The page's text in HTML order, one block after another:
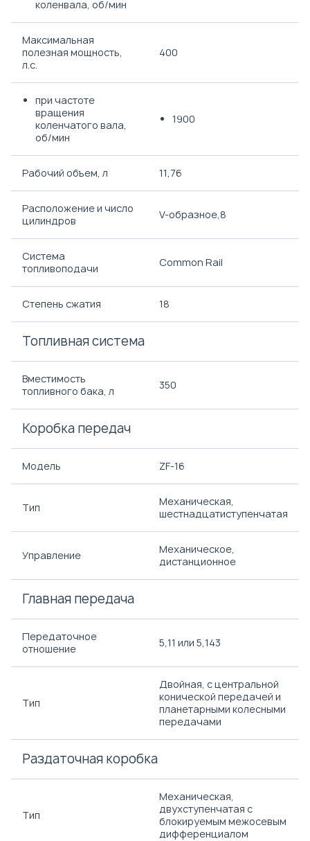
коленвала, об/мин
Максимальная
полезная мощность,
л.с.
400
при частоте
вращения
коленчатого вала,
об/мин
1900
Рабочий объем, л 11,76
Расположение и число
цилиндров
V-образное,8
Система
топливоподачи
Common Rail
Степень сжатия 18
Топливная система
Вместимость
топливного бака, л
350
Коробка передач
Модель ZF-16
Тип
Механическая,
шестнадцатиступенчатая
Управление
Механическое,
дистанционное
Главная передача
Передаточное
отношение
5,11 или 5,143
Тип
Двойная, с центральной
конической передачей и
планетарными колесными
передачами
Раздаточная коробка
Тип
Механическая,
двухступенчатая с
блокируемым межосевым
дифференциалом